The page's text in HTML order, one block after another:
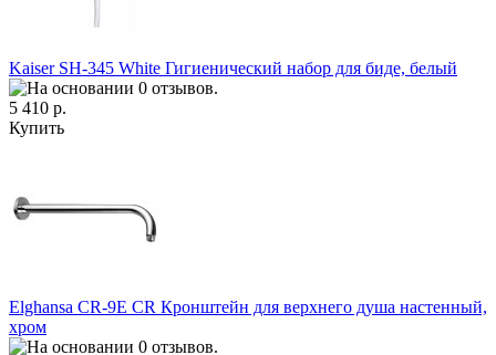
Kaiser SH-345 White Гигиенический набор для биде, белый
5 410 р.
Купить
Elghansa CR-9E CR Кронштейн для верхнего душа настенный,
хром